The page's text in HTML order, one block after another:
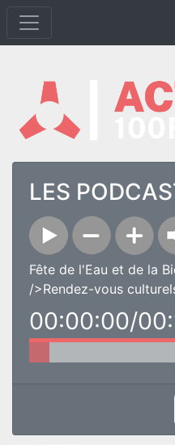
LES
Fête de l'Eau et de la
/>Rendez-vous
00:00:00/